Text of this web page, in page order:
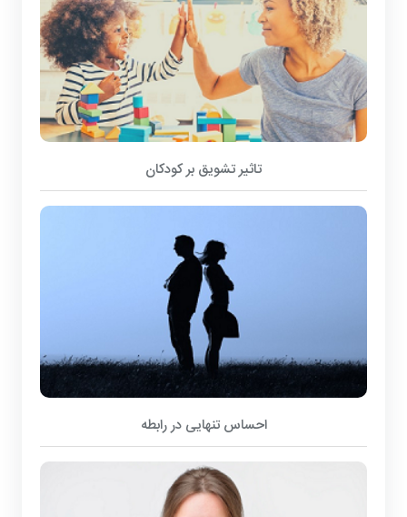
تاثیر تشویق بر کودکان
احساس تنهایی در رابطه